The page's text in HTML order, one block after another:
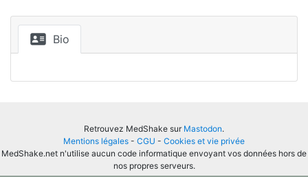
Bio
Retrouvez MedShake sur Mastodon.
Mentions légales - CGU - Cookies et vie privée
MedShake.net n'utilise aucun code informatique envoyant vos données hors de
nos propres serveurs.